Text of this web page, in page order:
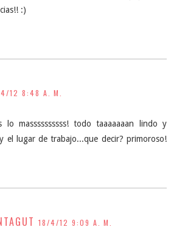
:)
12 8:48 A. M.
lo massssssssss! todo taaaaaaan lindo y
el lugar de trabajo...que decir? primoroso!
18/4/12 9:09 A. M.